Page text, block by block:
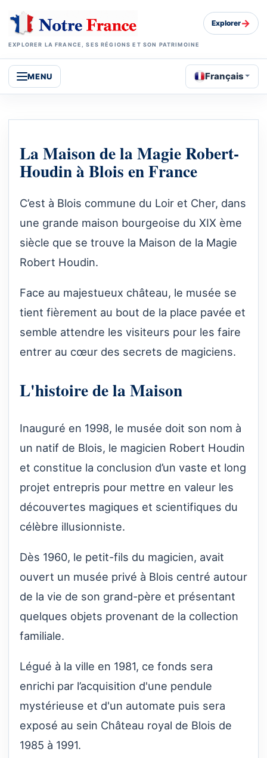
EXPLORER LA FRANCE, SES RÉGIONS ET SON PATRIMOINE
Explorer→
MENU Français
La Maison de la Magie Robert-
Houdin à Blois en France
C’est à Blois commune du Loir et Cher, dans
une grande maison bourgeoise du XIX ème
siècle que se trouve la Maison de la Magie
Robert Houdin.
Face au majestueux château, le musée se
tient fièrement au bout de la place pavée et
semble attendre les visiteurs pour les faire
entrer au cœur des secrets de magiciens.
L'histoire de la Maison
Inauguré en 1998, le musée doit son nom à
un natif de Blois, le magicien Robert Houdin
et constitue la conclusion d’un vaste et long
projet entrepris pour mettre en valeur les
découvertes magiques et scientifiques du
célèbre illusionniste.
Dès 1960, le petit-fils du magicien, avait
ouvert un musée privé à Blois centré autour
de la vie de son grand-père et présentant
quelques objets provenant de la collection
familiale.
Légué à la ville en 1981, ce fonds sera
enrichi par l’acquisition d'une pendule
mystérieuse et d'un automate puis sera
exposé au sein Château royal de Blois de
1985 à 1991.